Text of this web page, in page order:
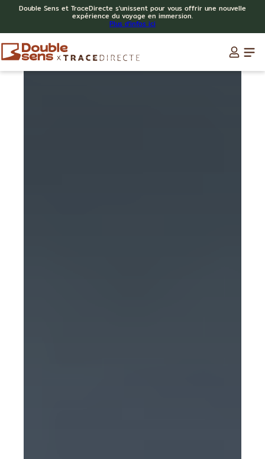
Double Sens et TraceDirecte s'unissent pour vous offrir une nouvelle
expérience du voyage en immersion.
Plus d'infos ici